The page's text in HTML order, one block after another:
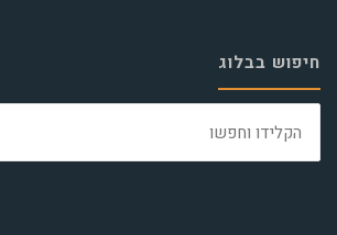
חיפוש בבלוג